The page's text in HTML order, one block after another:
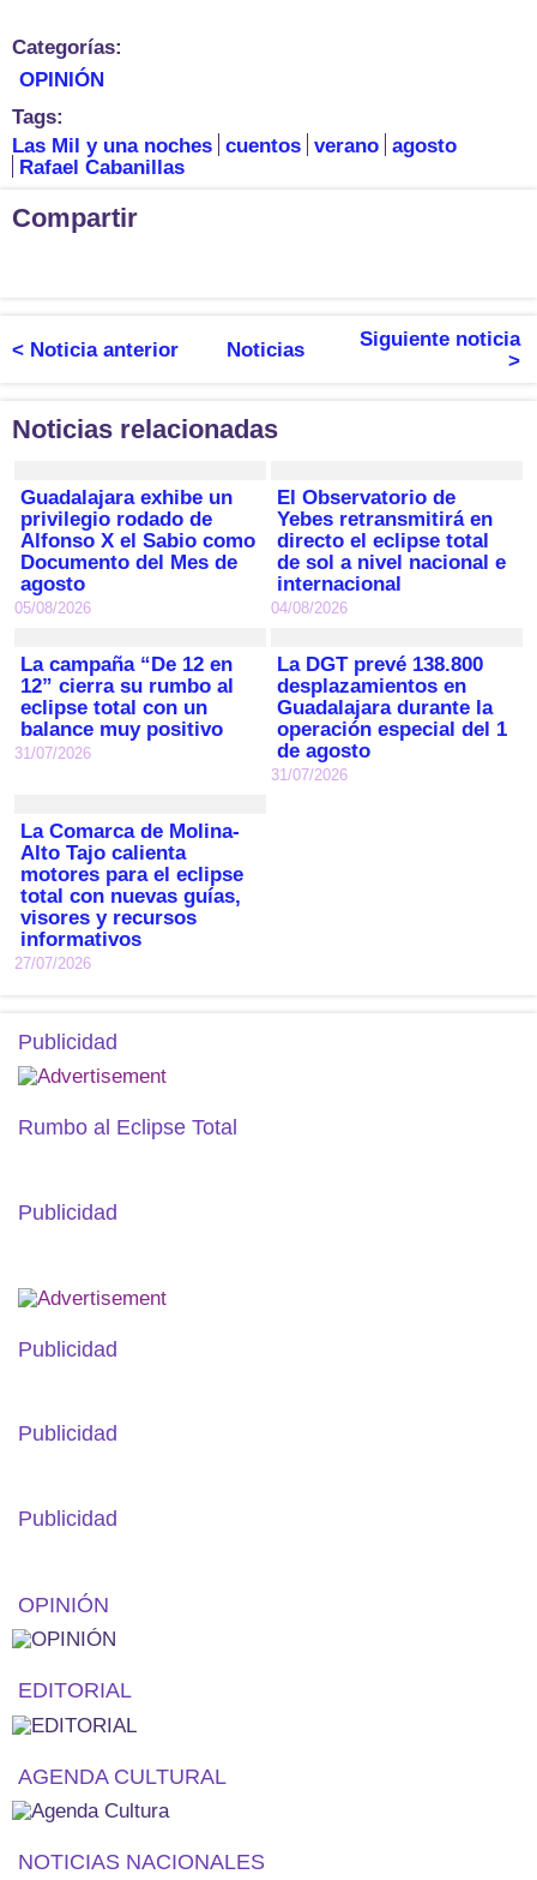
Categorías:
OPINIÓN
Tags:
Las Mil y una noches cuentos verano agosto
Rafael Cabanillas
Compartir
< Noticia anterior Noticias
Siguiente noticia
>
Noticias relacionadas
Guadalajara exhibe un
privilegio rodado de
Alfonso X el Sabio como
Documento del Mes de
agosto
05/08/2026
El Observatorio de
Yebes retransmitirá en
directo el eclipse total
de sol a nivel nacional e
internacional
04/08/2026
La campaña “De 12 en
12” cierra su rumbo al
eclipse total con un
balance muy positivo
31/07/2026
La DGT prevé 138.800
desplazamientos en
Guadalajara durante la
operación especial del 1
de agosto
31/07/2026
La Comarca de Molina-
Alto Tajo calienta
motores para el eclipse
total con nuevas guías,
visores y recursos
informativos
27/07/2026
Publicidad
Rumbo al Eclipse Total
Publicidad
Publicidad
Publicidad
Publicidad
OPINIÓN
EDITORIAL
AGENDA CULTURAL
NOTICIAS NACIONALES